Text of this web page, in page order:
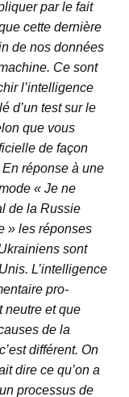
par le fait
cette dernière
de nos données
Ce sont
l’intelligence
d’un test sur le
que vous
de façon
réponse à une
« Je ne
de la Russie
» les réponses
sont
L’intelligence
pro-
neutre et que
de la
différent. On
dire ce qu’on a
processus de